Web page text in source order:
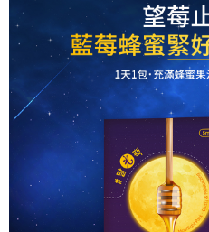
https://aftee.tw/terms/#terms3
３．未成年的使用者請事先徵得法定
「AFTEE先享後付」，若未經同意申
４．使用「AFTEE先享後付」時，將
時審查核予不同之上限額度；若仍有
請求用戶進行身份認證。
５．嚴禁一人註冊多個帳號或使用他
恩沛科技股份有限公司將有權停止該
7-11取貨付款
每筆NT$60，滿NT$499(含以上)
付款後7-11取貨
每筆NT$60，滿NT$499(含以上)
宅配(限本島，東部與偏遠地區將
每筆NT$80，滿NT$499(含以上)免
宅配(外島，以郵局包裹寄送)
每筆NT$120，滿NT$1,200(含以